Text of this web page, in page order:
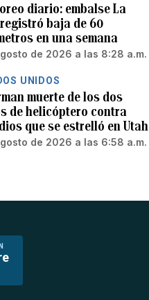
diario: embalse La
baja de 60
en una semana
de 2026 a las 8:28 a.m.
UNIDOS
muerte de los dos
de helicóptero contra
que se estrelló en Utah
de 2026 a las 6:58 a.m.